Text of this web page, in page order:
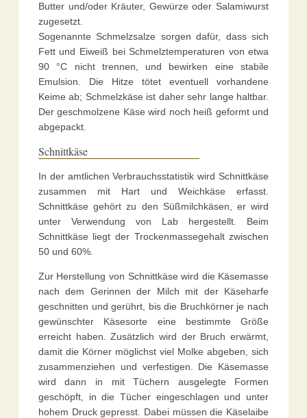
Butter und/oder Kräuter, Gewürze oder Salamiwurst
zugesetzt.
Sogenannte Schmelzsalze sorgen dafür, dass sich
Fett und Eiweiß bei Schmelztemperaturen von etwa
90 °C nicht trennen, und bewirken eine stabile
Emulsion. Die Hitze tötet eventuell vorhandene
Keime ab; Schmelzkäse ist daher sehr lange haltbar.
Der geschmolzene Käse wird noch heiß geformt und
abgepackt.
Schnittkäse
In der amtlichen Verbrauchsstatistik wird Schnittkäse
zusammen mit Hart und Weichkäse erfasst.
Schnittkäse gehört zu den Süßmilchkäsen, er wird
unter Verwendung von Lab hergestellt. Beim
Schnittkäse liegt der Trockenmassegehalt zwischen
50 und 60%.
Zur Herstellung von Schnittkäse wird die Käsemasse
nach dem Gerinnen der Milch mit der Käseharfe
geschnitten und gerührt, bis die Bruchkörner je nach
gewünschter Käsesorte eine bestimmte Größe
erreicht haben. Zusätzlich wird der Bruch erwärmt,
damit die Körner möglichst viel Molke abgeben, sich
zusammenziehen und verfestigen. Die Käsemasse
wird dann in mit Tüchern ausgelegte Formen
geschöpft, in die Tücher eingeschlagen und unter
hohem Druck gepresst. Dabei müssen die Käselaibe